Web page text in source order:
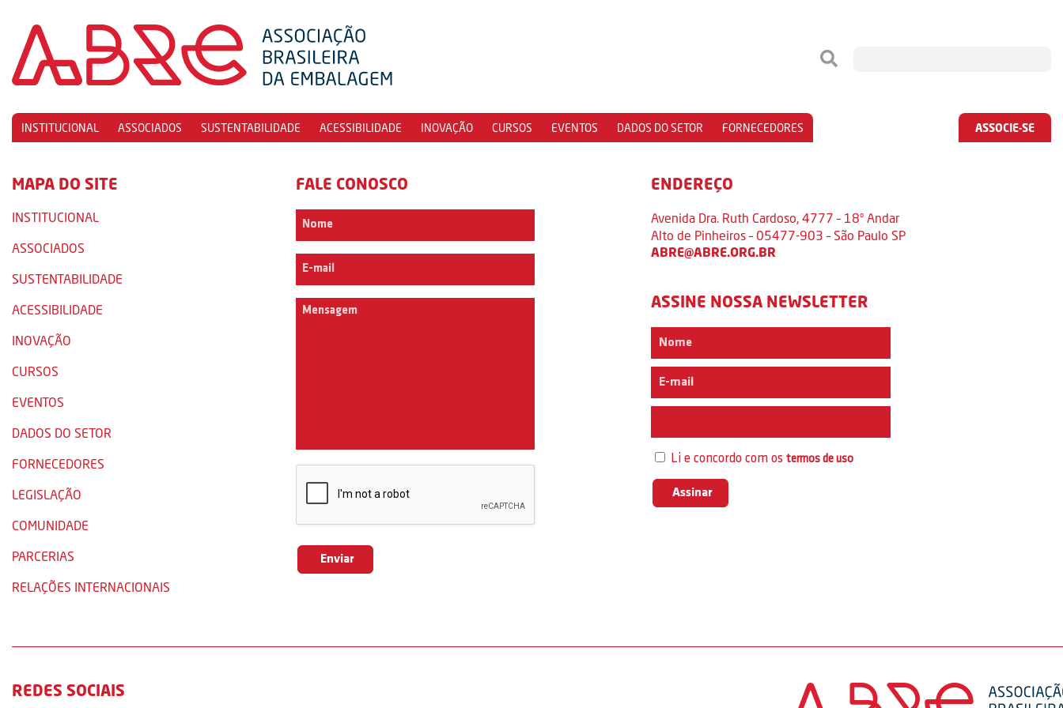
INSTITUCIONAL ASSOCIADOS SUSTENTABILIDADE ACESSIBILIDADE INOVAÇÃO CURSOS EVENTOS DADOS DO SETOR FORNECEDORES ASSOCIE-SE
MAPA DO SITE
INSTITUCIONAL
ASSOCIADOS
SUSTENTABILIDADE
ACESSIBILIDADE
INOVAÇÃO
CURSOS
EVENTOS
DADOS DO SETOR
FORNECEDORES
LEGISLAÇÃO
COMUNIDADE
PARCERIAS
RELAÇÕES INTERNACIONAIS
FALE CONOSCO ENDEREÇO
Avenida Dra. Ruth Cardoso, 4777 – 18º Andar
Alto de Pinheiros – 05477-903 – São Paulo SP
ABRE@ABRE.ORG.BR
ASSINE NOSSA NEWSLETTER
Li e concordo com ostermos de uso
REDES SOCIAIS